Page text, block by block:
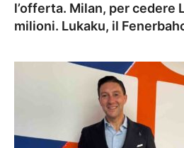
l’offerta. Milan, per cedere
milioni. Lukaku, il